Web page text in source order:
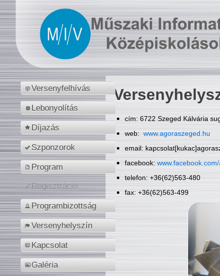
Versenyfelhívás
Lebonyolítás
Díjazás
Szponzorok
Program
Regisztráció
Programbizottság
Versenyhelyszín
Kapcsolat
Galéria
cím: 6722 Szeged Kálvária
web: www.agoraszeged.hu
email:
facebook:
telefon: +36(62)563-480
fax: +36(62)563-499